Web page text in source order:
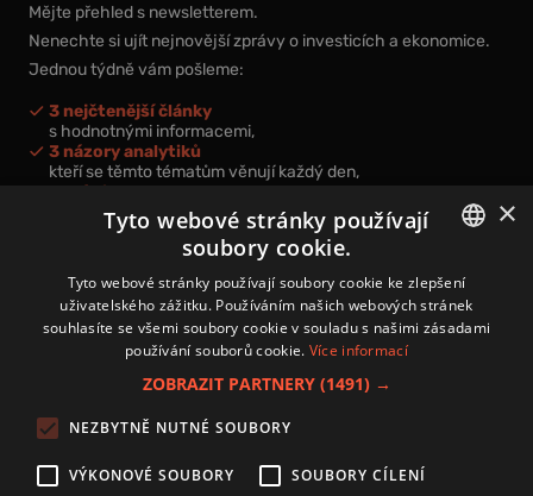
Mějte přehled s newsletterem.
Nenechte si ujít nejnovější zprávy o investicích a ekonomice.
Jednou týdně vám pošleme:
3 nejčtenější články
s hodnotnými informacemi,
3 názory analytiků
kteří se těmto tématům věnují každý den,
nová videa a podcasty
k prohloubení vašich znalostí.
Přihlášením k newsletteru vyjadřujete svůj souhlas spodmínkami
zpracování osobních údajů.
Zásady používání souborů cookies
Autoři
CZECH
×
Tyto webové stránky používají
soubory cookie.
Tyto webové stránky používají soubory cookie ke zlepšení
uživatelského zážitku. Používáním našich webových stránek
souhlasíte se všemi soubory cookie v souladu s našimi zásadami
používání souborů cookie. Více informací
ZOBRAZIT PARTNERY (1491) →
NEZBYTNĚ NUTNÉ SOUBORY
VÝKONOVÉ SOUBORY SOUBORY CÍLENÍ